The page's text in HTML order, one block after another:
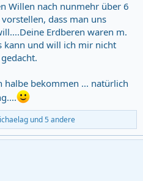
an die Touristen verkaufen.
hätte ich dort eine Schale frischer
euch so etwas schonmal
machen oder müssen wir
Willen nach nunmehr über 6
dass man uns
Erdberen waren m.
kann und will ich mir nicht
halbe bekommen ... natürlich
und 5 andere